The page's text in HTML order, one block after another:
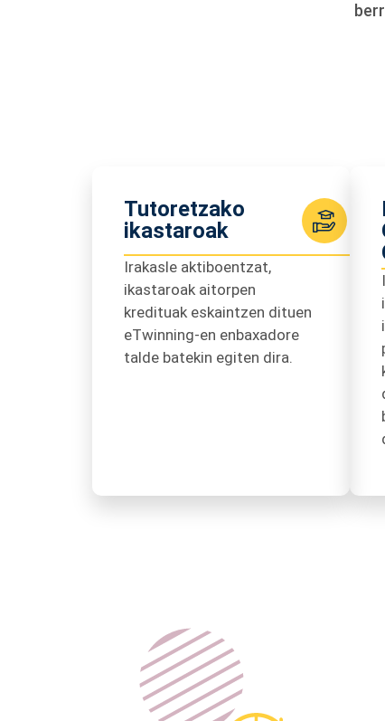
Tutoretzako
ikastaroak
Irakasle aktiboentzat,
ikastaroak aitorpen
kredituak eskaintzen dituen
eTwinning-en enbaxadore
talde batekin egiten dira.